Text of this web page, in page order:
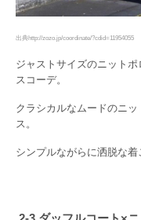
出典http://zozo.jp/coordinate/?cdid=11954055
ジャストサイズのニット
スコーデ。
クラシカルなムードのニ
ス。
シンプルながらに洒脱な着